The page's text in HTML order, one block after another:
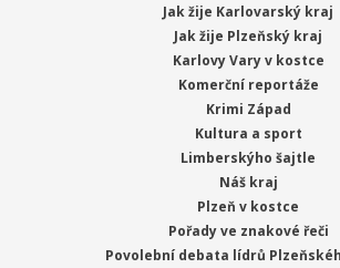
Jak žije Karlovarský kraj
Jak žije Plzeňský kraj
Karlovy Vary v kostce
Komerční reportáže
Krimi Západ
Kultura a sport
Limberskýho šajtle
Náš kraj
Plzeň v kostce
Pořady ve znakové řeči
Povolební debata lídrů